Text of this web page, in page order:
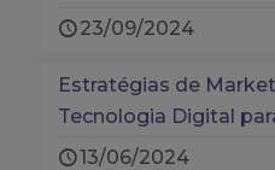
23/09/2024
Estratégias de
Tecnologia Digital
13/06/2024